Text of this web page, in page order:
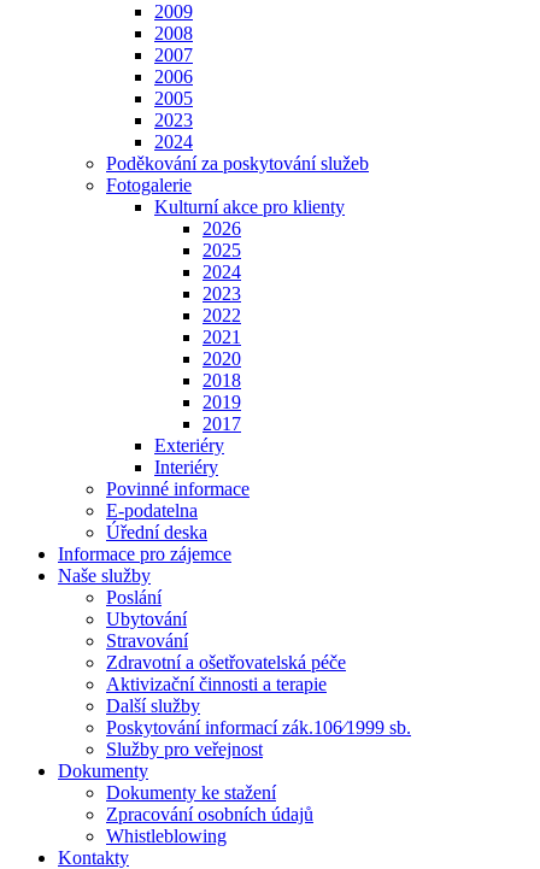
2009
2008
2007
2006
2005
2023
2024
Poděkování za poskytování služeb
Fotogalerie
Kulturní akce pro klienty
2026
2025
2024
2023
2022
2021
2020
2018
2019
2017
Exteriéry
Interiéry
Povinné informace
E-podatelna
Úřední deska
Informace pro zájemce
Naše služby
Poslání
Ubytování
Stravování
Zdravotní a ošetřovatelská péče
Aktivizační činnosti a terapie
Další služby
Poskytování informací zák.106⁄1999 sb.
Služby pro veřejnost
Dokumenty
Dokumenty ke stažení
Zpracování osobních údajů
Whistleblowing
Kontakty